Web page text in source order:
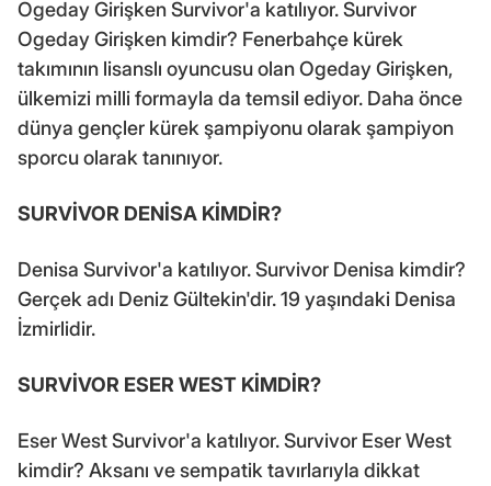
Ogeday Girişken Survivor'a katılıyor. Survivor
Ogeday Girişken kimdir? Fenerbahçe kürek
takımının lisanslı oyuncusu olan Ogeday Girişken,
ülkemizi milli formayla da temsil ediyor. Daha önce
dünya gençler kürek şampiyonu olarak şampiyon
sporcu olarak tanınıyor.
SURVİVOR DENİSA KİMDİR?
Denisa Survivor'a katılıyor. Survivor Denisa kimdir?
Gerçek adı Deniz Gültekin'dir. 19 yaşındaki Denisa
İzmirlidir.
SURVİVOR ESER WEST KİMDİR?
Eser West Survivor'a katılıyor. Survivor Eser West
kimdir? Aksanı ve sempatik tavırlarıyla dikkat